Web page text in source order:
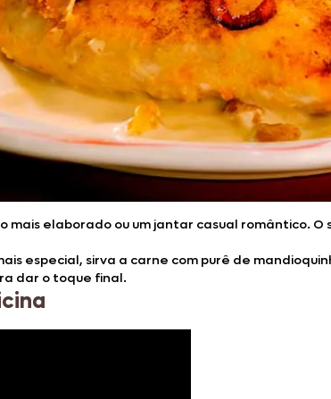
elaborado ou um jantar casual romântico.
especial, sirva a carne com purê de
dar o toque final.